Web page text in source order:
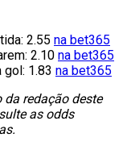
2.55 na bet365
2.10 na bet365
gol: 1.83 na bet365
redação deste
as odds